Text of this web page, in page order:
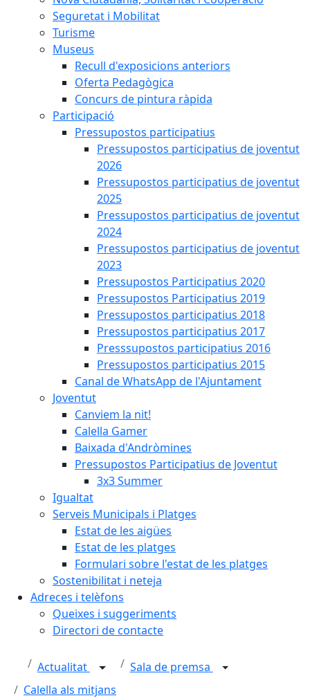
Seguretat i Mobilitat
Turisme
Museus
Recull d'exposicions anteriors
Oferta Pedagògica
Concurs de pintura ràpida
Participació
Pressupostos participatius
Pressupostos participatius de joventut
2026
Pressupostos participatius de joventut
2025
Pressupostos participatius de joventut
2024
Pressupostos participatius de joventut
2023
Pressupostos Participatius 2020
Pressupostos Participatius 2019
Pressupostos participatius 2018
Pressupostos participatius 2017
Presssupostos participatius 2016
Pressupostos participatius 2015
Canal de WhatsApp de l'Ajuntament
Joventut
Canviem la nit!
Calella Gamer
Baixada d'Andròmines
Pressupostos Participatius de Joventut
3x3 Summer
Igualtat
Serveis Municipals i Platges
Estat de les aigües
Estat de les platges
Formulari sobre l'estat de les platges
Sostenibilitat i neteja
Adreces i telèfons
Queixes i suggeriments
Directori de contacte
Actualitat
Sala de premsa
Calella als mitjans